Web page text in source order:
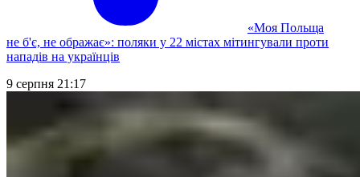
«Моя Польща
не б'є, не ображає»: поляки у 22 містах мітингували проти
нападів на українців
9 серпня 21:17